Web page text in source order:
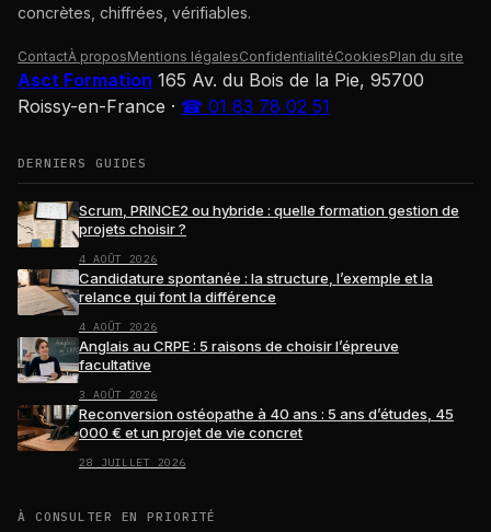
concrètes, chiffrées, vérifiables.
ContactÀ proposMentions légalesConfidentialitéCookiesPlan du site
Asct Formation 165 Av. du Bois de la Pie, 95700
Roissy-en-France · ☎ 01 83 78 02 51
DERNIERS GUIDES
Scrum, PRINCE2 ou hybride : quelle formation gestion de
projets choisir ?
4 AOÛT 2026
Candidature spontanée : la structure, l’exemple et la
relance qui font la différence
4 AOÛT 2026
Anglais au CRPE : 5 raisons de choisir l’épreuve
facultative
3 AOÛT 2026
Reconversion ostéopathe à 40 ans : 5 ans d’études, 45
000 € et un projet de vie concret
28 JUILLET 2026
À CONSULTER EN PRIORITÉ